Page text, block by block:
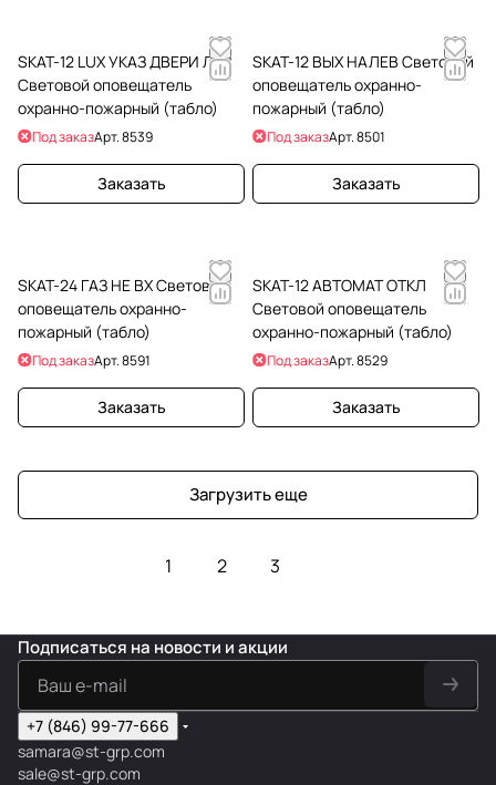
SKAT-12 LUX УКАЗ ДВЕРИ ЛЕВ
Световой оповещатель
охранно-пожарный (табло)
Под заказАрт.8539
Заказать
SKAT-12 ВЫХ НАЛЕВ Световой
оповещатель охранно-
пожарный (табло)
Под заказАрт.8501
Заказать
SKAT-24 ГАЗ НЕ ВХ Световой
оповещатель охранно-
пожарный (табло)
Под заказАрт.8591
Заказать
SKAT-12 АВТОМАТ ОТКЛ
Световой оповещатель
охранно-пожарный (табло)
Под заказАрт.8529
Заказать
Загрузить еще
1 2 3
Подписаться на новости и акции
+7 (846) 99-77-666
samara@st-grp.com
sale@st-grp.com